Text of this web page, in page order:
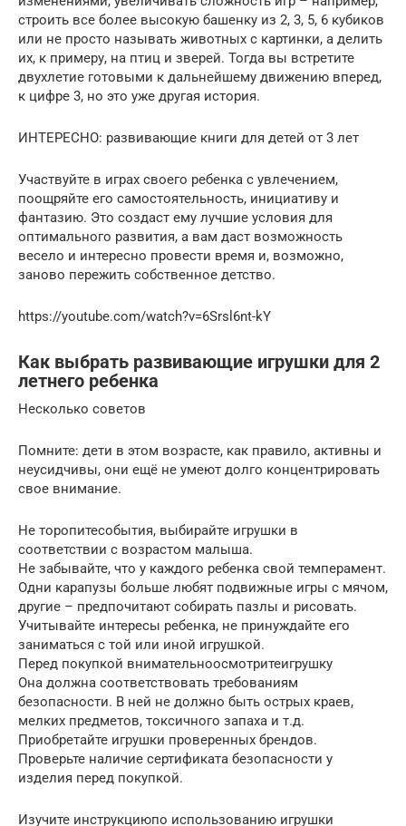
строить все более высокую башенку из 2, 3, 5, 6 кубиков
или не просто называть животных с картинки, а делить
их, к примеру, на птиц и зверей. Тогда вы встретите
двухлетие готовыми к дальнейшему движению вперед,
к цифре 3, но это уже другая история.
ИНТЕРЕСНО: развивающие книги для детей от 3 лет
Участвуйте в играх своего ребенка с увлечением,
поощряйте его самостоятельность, инициативу и
фантазию. Это создаст ему лучшие условия для
оптимального развития, а вам даст возможность
весело и интересно провести время и, возможно,
заново пережить собственное детство.
https://youtube.com/watch?v=6Srsl6nt-kY
Как выбрать развивающие игрушки для 2
летнего ребенка
Несколько советов
Помните: дети в этом возрасте, как правило, активны и
неусидчивы, они ещё не умеют долго концентрировать
свое внимание.
Не торопитесобытия, выбирайте игрушки в
соответствии с возрастом малыша.
Не забывайте, что у каждого ребенка свой темперамент.
Одни карапузы больше любят подвижные игры с мячом,
другие – предпочитают собирать пазлы и рисовать.
Учитывайте интересы ребенка, не принуждайте его
заниматься с той или иной игрушкой.
Перед покупкой внимательноосмотритеигрушку
Она должна соответствовать требованиям
безопасности. В ней не должно быть острых краев,
мелких предметов, токсичного запаха и т.д.
Приобретайте игрушки проверенных брендов.
Проверьте наличие сертификата безопасности у
изделия перед покупкой.
Изучите инструкциюпо использованию игрушки